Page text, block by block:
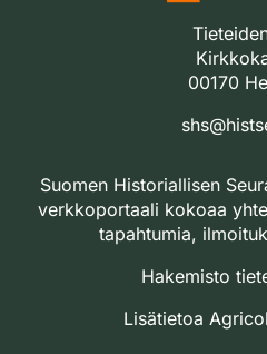
00170
Suomen Historiallisen
verkkoportaali kokoaa
tapahtumia,
Hakemisto
Lisätietoa